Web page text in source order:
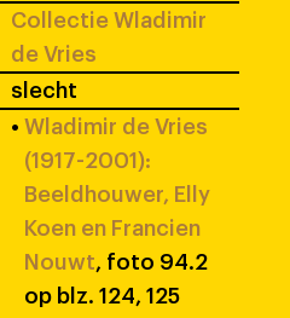
Collectie Wladimir
de Vries
slecht
• Wladimir de Vries
(1917-2001):
Beeldhouwer, Elly
Koen en Francien
Nouwt, foto 94.2
op blz. 124, 125